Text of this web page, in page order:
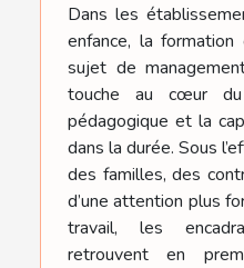
Dans les
enfance, la
sujet de
touche au cœur
pédagogique et la
dans la durée. Sous
des familles, des
d’une attention plus
travail, les
retrouvent en